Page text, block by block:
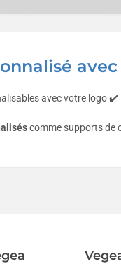
avec votre logo
comme supports de